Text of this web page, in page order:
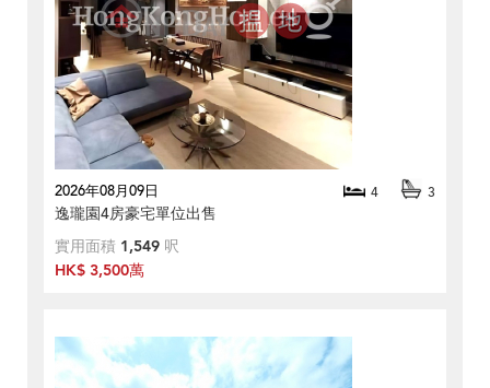
2026年08月09日 4 3
逸瓏園4房豪宅單位出售
實用面積 1,549 呎
HK$ 3,500萬